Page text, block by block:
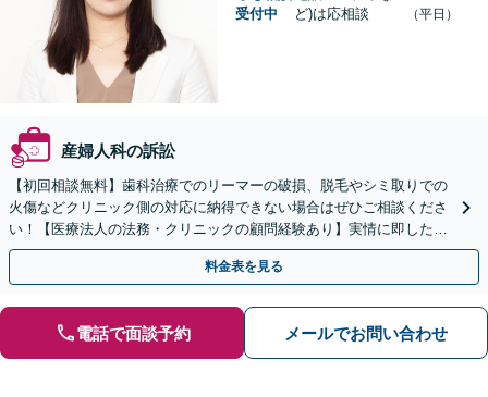
受付中
ど)は応相談
（平日）
産婦人科の訴訟
【初回相談無料】歯科治療でのリーマーの破損、脱毛やシミ取りでの
火傷などクリニック側の対応に納得できない場合はぜひご相談くださ
い！【医療法人の法務・クリニックの顧問経験あり】実情に即したア
ドバイスで、納得のできるトラブルの解決を目指します。
料金表を見る
電話で面談予約 メールでお問い合わせ